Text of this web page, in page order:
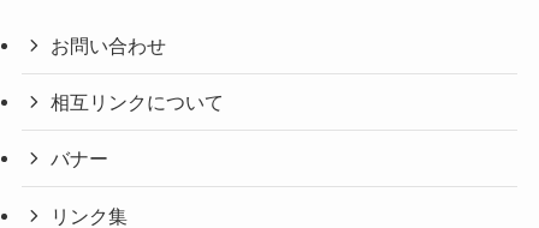
お問い合わせ
相互リンクについて
バナー
リンク集